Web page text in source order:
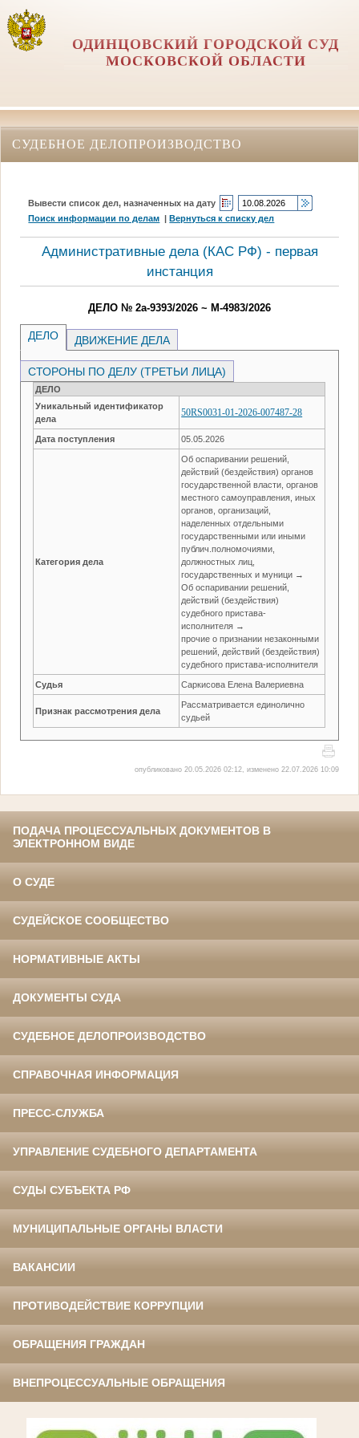
ОДИНЦОВСКИЙ ГОРОДСКОЙ СУД
МОСКОВСКОЙ ОБЛАСТИ
СУДЕБНОЕ ДЕЛОПРОИЗВОДСТВО
Вывести список дел, назначенных на дату
Поиск информации по делам |Вернуться к списку дел
Административные дела (КАC РФ) - первая
инстанция
ДЕЛО № 2а-9393/2026 ~ М-4983/2026
ДЕЛО ДВИЖЕНИЕ ДЕЛА
СТОРОНЫ ПО ДЕЛУ (ТРЕТЬИ ЛИЦА)
ДЕЛО
Уникальный идентификатор
дела
50RS0031-01-2026-007487-28
Дата поступления 05.05.2026
Категория дела
Об оспаривании решений,
действий (бездействия) органов
государственной власти, органов
местного самоуправления, иных
органов, организаций,
наделенных отдельными
государственными или иными
публич.полномочиями,
должностных лиц,
государственных и муници →
Об оспаривании решений,
действий (бездействия)
судебного пристава-
исполнителя →
прочие о признании незаконными
решений, действий (бездействия)
судебного пристава-исполнителя
Судья Саркисова Елена Валериевна
Признак рассмотрения дела
Рассматривается единолично
судьей
опубликовано 20.05.2026 02:12, изменено 22.07.2026 10:09
ПОДАЧА ПРОЦЕССУАЛЬНЫХ ДОКУМЕНТОВ В
ЭЛЕКТРОННОМ ВИДЕ
О СУДЕ
СУДЕЙСКОЕ СООБЩЕСТВО
НОРМАТИВНЫЕ АКТЫ
ДОКУМЕНТЫ СУДА
СУДЕБНОЕ ДЕЛОПРОИЗВОДСТВО
СПРАВОЧНАЯ ИНФОРМАЦИЯ
ПРЕСС-СЛУЖБА
УПРАВЛЕНИЕ СУДЕБНОГО ДЕПАРТАМЕНТА
СУДЫ СУБЪЕКТА РФ
МУНИЦИПАЛЬНЫЕ ОРГАНЫ ВЛАСТИ
ВАКАНСИИ
ПРОТИВОДЕЙСТВИЕ КОРРУПЦИИ
ОБРАЩЕНИЯ ГРАЖДАН
ВНЕПРОЦЕССУАЛЬНЫЕ ОБРАЩЕНИЯ